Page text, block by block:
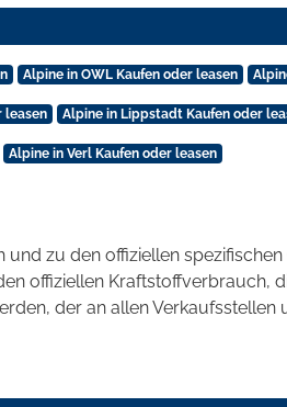
Alpine in OWL Kaufen oder leasen
leasen Alpine in Lippstadt Kaufen oder
Alpine in Verl Kaufen oder leasen
zu den offiziellen spezifischen
offiziellen Kraftstoffverbrauch,
der an allen